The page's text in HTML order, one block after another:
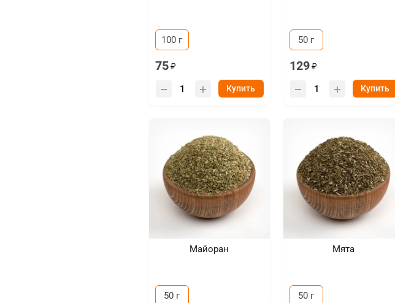
100 г
75
Купить
50 г
129
Купить
Майоран
50 г
Мята
50 г